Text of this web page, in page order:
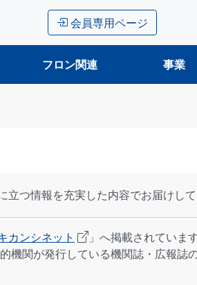
会員専用ページ
フロン関連 事業
つ情報を充実した内容でお届けして
カンシネット
」へ掲載されています
機関が発行している機関誌・広報誌